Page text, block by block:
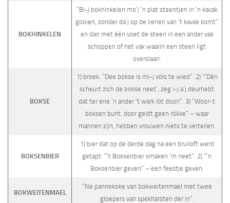
BOKHINKELEN
“Bi-j bokhinkelen mo’j ’n plat steentjen in ’n kavak
gooien, zonder da’j op de lienen van ’t kavak komt”
en dan met één voet de steen in een ander vak
schoppen of het vak waarin een steen ligt
overslaan.
BOKSE
1) broek. “Dee bokse is mi-j völs te wied”. 2) “‘Dén
scheurt zich de bokse neet’, zeg i-j a’j deurhebt
dat ter ene ’n ander ’t wark löt doon”. 3) “Woor-t
boksen bunt, door geldt geen rökke” – waar
mannen zijn, hebben vrouwen niets te vertellen.
BOKSENBIER
1) bier dat op de derde dag na een bruiloft werd
getapt. “’t Boksenbier smaken ‘m neet”. 2) “’n
Boksenbier geven” – een feestje geven.
BOKWEITENMAEL
“Ne pannekoke van bokweitenmael met twee
gloepers van spekharsten der in”.